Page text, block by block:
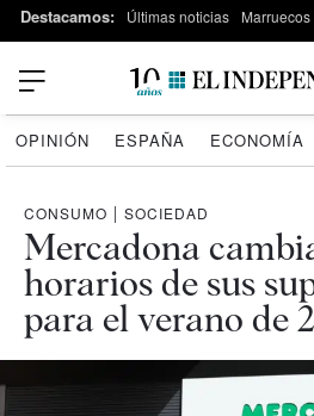
Destacamos: Últimas noticias Marruecos
OPINIÓN ESPAÑA ECONOMÍA
CONSUMO | SOCIEDAD
Mercadona
horarios de sus
para el verano de